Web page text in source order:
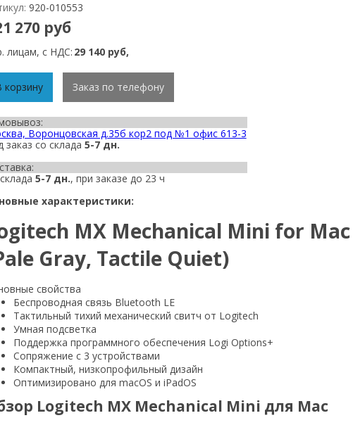
920-010553
270 руб
лицам, с НДС: 29 140 руб,
корзину Заказ по телефону
Воронцовская д.35б кор2 под №1 офис 613-3
заказ со склада 5-7 дн.
5-7 дн., при заказе до 23 ч
характеристики:
MX Mechanical Mini for
Gray, Tactile Quiet)
свойства
Беспроводная связь Bluetooth LE
Тактильный тихий механический свитч от Logitech
Умная подсветка
Поддержка программного обеспечения Logi Options+
Сопряжение с 3 устройствами
Компактный, низкопрофильный дизайн
Оптимизировано для macOS и iPadOS
Logitech MX Mechanical Mini для Mac